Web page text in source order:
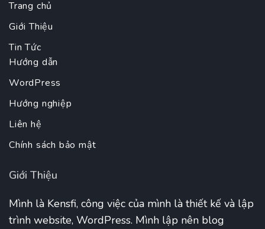
Trang chủ
Giới Thiệu
Tin Tức
Hướng dẫn
WordPress
Hướng nghiệp
Liên hệ
Chính sách bảo mật
Giới Thiệu
Mình là Kensfi, công việc của mình là thiết kế và lập
trình website, WordPress. Mình lập nên blog